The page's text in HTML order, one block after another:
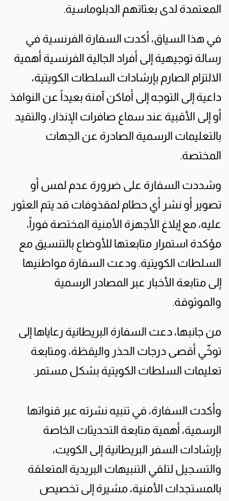
المعتمدة لدى بعثاتهم الدبلوماسية.
في هذا السياق، أكدت السفارة الفرنسية في
رسالة توجيهية إلى أفراد الجالية الفرنسية أهمية
الالتزام الصارم بإرشادات السلطات الكويتية،
داعية إلى التوجه إلى أماكن آمنة بعيداً عن النوافذ
أو إلى الأقبية عند سماع صافرات الإنذار، والتقيد
بالتعليمات الرسمية الصادرة عن الجهات
المختصة.
وشددت السفارة على ضرورة عدم لمس أو
تصوير أو نشر أي حطام لمقذوفات قد يتم العثور
عليه، مع إبلاغ الأجهزة الأمنية المختصة فوراً،
مؤكدة استمرار متابعتها للأوضاع بالتنسيق مع
السلطات الكويتية. ودعت السفارة مواطنيها
إلى متابعة الأخبار عبر المصادر الرسمية
والموثوقة.
من جانبها، دعت السفارة البريطانية رعاياها إلى
توخّي أقصى درجات الحذر واليقظة، ومتابعة
تعليمات السلطات الكويتية بشكل مستمر.
وأكدت السفارة، في تنبيه نشرته عبر قنواتها
الرسمية، أهمية متابعة التحديثات الخاصة
بإرشادات السفر البريطانية إلى الكويت،
والتسجيل لتلقي التنبيهات البريدية المتعلقة
بالمستجدات الأمنية، مشيرة إلى تخصيص